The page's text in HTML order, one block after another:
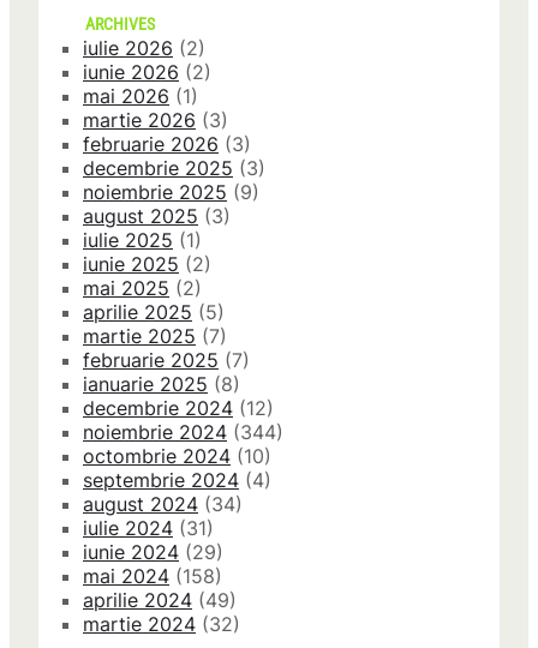
ARCHIVES
iulie 2026 (2)
iunie 2026 (2)
mai 2026 (1)
martie 2026 (3)
februarie 2026 (3)
decembrie 2025 (3)
noiembrie 2025 (9)
august 2025 (3)
iulie 2025 (1)
iunie 2025 (2)
mai 2025 (2)
aprilie 2025 (5)
martie 2025 (7)
februarie 2025 (7)
ianuarie 2025 (8)
decembrie 2024 (12)
noiembrie 2024 (344)
octombrie 2024 (10)
septembrie 2024 (4)
august 2024 (34)
iulie 2024 (31)
iunie 2024 (29)
mai 2024 (158)
aprilie 2024 (49)
martie 2024 (32)